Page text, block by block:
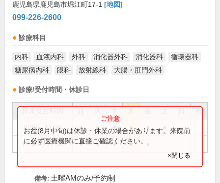
鹿児島県鹿児島市堀江町17-1 [地図]
099-226-2600
診療科目
内科 血液内科 外科 消化器外科 消化器科
循環器科
糖尿病内科
眼科 放射線科 大腸・肛門外科
診療/受付時間・休診日
祝
8:30～12:30 ● ● ● ● ●
14:00～17:30 ● ● ● ●
お盆(8月中旬)は休診・休業の場合があります。来院前
に必ず医療機関に直接ご確認ください。
×閉じる
備考: 土曜AMのみ/予約制